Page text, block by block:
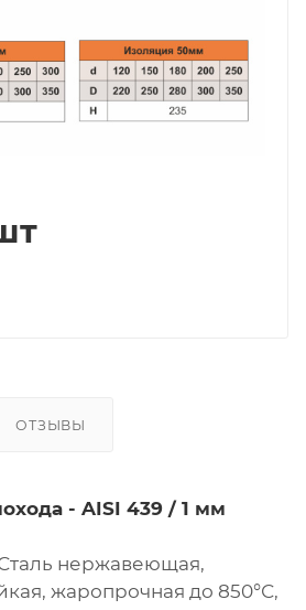
ОТЗЫВЫ
- AISI 439 / 1 мм
Сталь нержавеющая,
жаропрочная до 850°С,